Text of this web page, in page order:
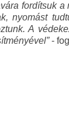
fordítsuk
nyomást
A
”-